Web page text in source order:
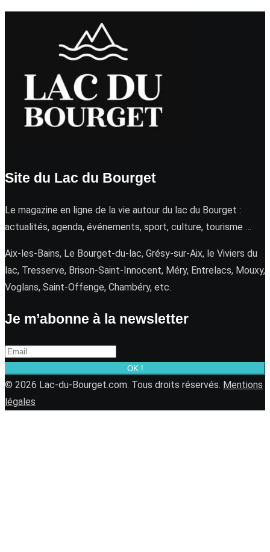
Site du Lac du Bourget
Le magazine en ligne de la vie autour du lac du Bourget :
actualités, agenda, événements, sport, culture, tourisme …
Aix-les-Bains, Le Bourget-du-lac, Grésy-sur-Aix, le Viviers du
lac, Tresserve, Brison-Saint-Innocent, Méry, Entrelacs, Mouxy,
Voglans, Saint-Offenge, Chambéry, etc.
Je m’abonne à la newsletter
OK !
© 2026 Lac-du-Bourget.com. Tous droits réservés. Mentions
légales